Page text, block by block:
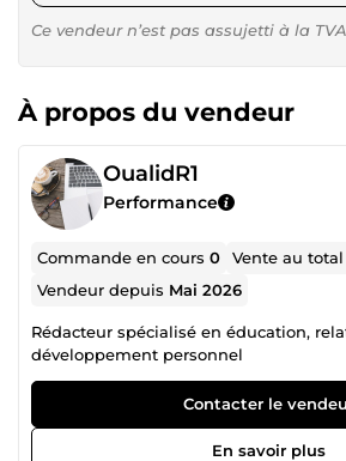
Ce vendeur n’est pas assujetti à la
À propos du vendeur
OualidR1
Performance
Commande en cours0 Vente au
Vendeur depuis Mai 2026
Rédacteur spécialisé en éducation,
développement personnel
Contacter le
En savoir plus